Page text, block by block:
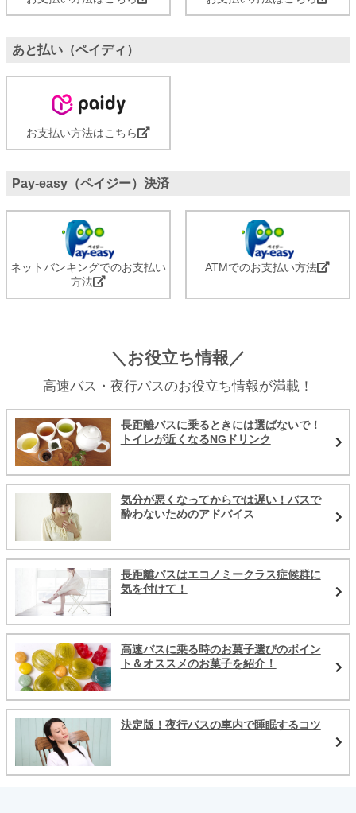
あと払い（ペイディ）
お支払い方法はこちら
Pay-easy（ペイジー）決済
ネットバンキングでのお支払い
方法
ATMでのお支払い方法
＼お役立ち情報／
高速バス・夜行バスのお役立ち情報が満載！
長距離バスに乗るときには選ばないで！
トイレが近くなるNGドリンク
気分が悪くなってからでは遅い！バスで
酔わないためのアドバイス
長距離バスはエコノミークラス症候群に
気を付けて！
高速バスに乗る時のお菓子選びのポイン
ト＆オススメのお菓子を紹介！
決定版！夜行バスの車内で睡眠するコツ